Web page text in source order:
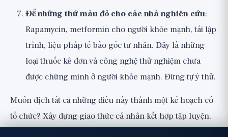
Để những thứ màu đỏ cho các nhà nghiên cứu:
Rapamycin, metformin cho người khỏe mạnh, tái lập
trình, liệu pháp tế bào gốc tư nhân. Đây là những
loại thuốc kê đơn và công nghệ thử nghiệm chưa
được chứng minh ở người khỏe mạnh. Đừng tự ý thử.
Muốn dịch tất cả những điều này thành một kế hoạch có
tổ chức? Xây dựng giao thức cá nhânkết hợp tập luyện,